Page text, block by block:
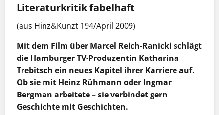
Literaturkritik fabelhaft
(aus Hinz&Kunzt 194/April 2009)
Mit dem Film über Marcel Reich-Ranicki schlägt
die Hamburger TV-Produzentin Katharina
Trebitsch ein neues Kapitel ihrer Karriere auf.
Ob sie mit Heinz Rühmann oder Ingmar
Bergman arbeitete – sie verbindet gern
Geschichte mit Geschichten.